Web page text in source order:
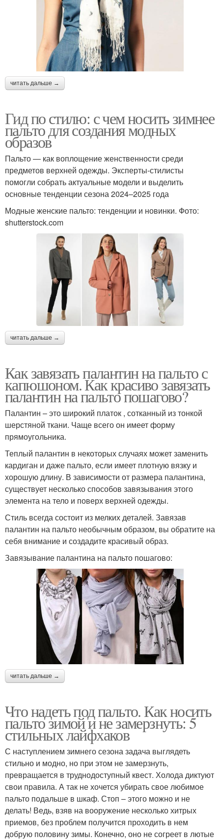
читать дальше →
Гид по стилю: с чем носить зимнее
пальто для создания модных
образов
Пальто — как воплощение женственности среди
предметов верхней одежды. Эксперты-стилисты
помогли собрать актуальные модели и выделить
основные тенденции сезона 2024–2025 года
Модные женские пальто: тенденции и новинки. Фото:
shutterstock.com
читать дальше →
Как завязать палантин на пальто с
капюшоном. Как красиво завязать
палантин на пальто пошагово?
Палантин – это широкий платок , сотканный из тонкой
шерстяной ткани. Чаще всего он имеет форму
прямоугольника.
Теплый палантин в некоторых случаях может заменить
кардиган и даже пальто, если имеет плотную вязку и
хорошую длину. В зависимости от размера палантина,
существует несколько способов завязывания этого
элемента на тело и поверх верхней одежды.
Стиль всегда состоит из мелких деталей. Завязав
палантин на пальто необычным образом, вы обратите на
себя внимание и создадите красивый образ.
Завязывание палантина на пальто пошагово:
читать дальше →
Что надеть под пальто. Как носить
пальто зимой и не замерзнуть: 5
стильных лайфхаков
С наступлением зимнего сезона задача выглядеть
стильно и модно, но при этом не замерзнуть,
превращается в труднодоступный квест. Холода диктуют
свои правила. А так не хочется убирать свое любимое
пальто подальше в шкаф. Стоп – этого можно и не
делать! Ведь, взяв на вооружение несколько хитрых
приемов, без проблем получится проходить в нем
добрую половину зимы. Конечно, оно не согреет в лютые